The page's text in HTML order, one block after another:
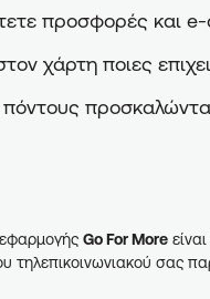
προσφορές και e-
χάρτη ποιες
πόντους
Go For More
τηλεπικοινωνιακού σας